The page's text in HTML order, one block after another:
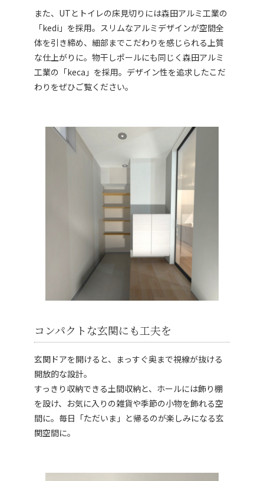
また、UTとトイレの床見切りには森田アルミ工業の
「kedi」を採用。スリムなアルミデザインが空間全
体を引き締め、細部までこだわりを感じられる上質
な仕上がりに。物干しポールにも同じく森田アルミ
工業の「keca」を採用。デザイン性を追求したこだ
わりをぜひご覧ください。
コンパクトな玄関にも工夫を
玄関ドアを開けると、まっすぐ奥まで視線が抜ける
開放的な設計。
すっきり収納できる土間収納と、ホールには飾り棚
を設け、お気に入りの雑貨や季節の小物を飾れる空
間に。毎日「ただいま」と帰るのが楽しみになる玄
関空間に。